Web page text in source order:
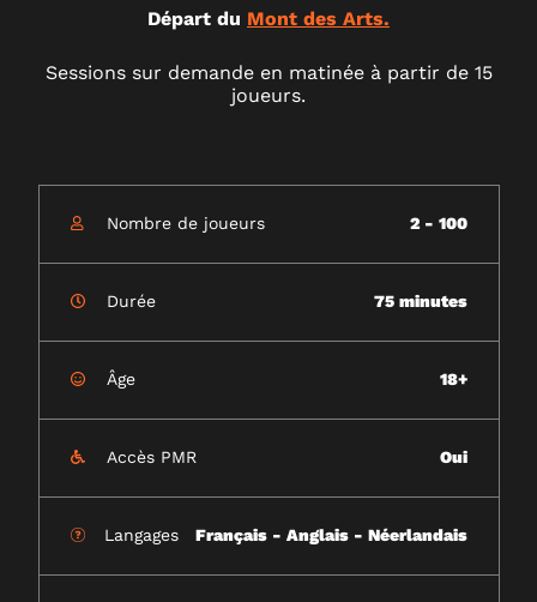
Départ du Mont des Arts.
Sessions sur demande en matinée à partir de 15
joueurs.
Nombre de joueurs 2 - 100
Durée 75 minutes
Âge 18+
Accès PMR Oui
Langages Français - Anglais - Néerlandais